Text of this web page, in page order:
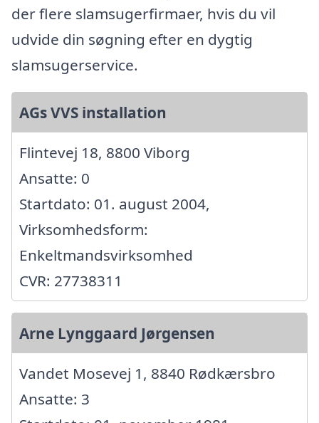
der flere slamsugerfirmaer, hvis du vil
udvide din søgning efter en dygtig
slamsugerservice.
AGs VVS installation
Flintevej 18, 8800 Viborg
Ansatte: 0
Startdato: 01. august 2004,
Virksomhedsform:
Enkeltmandsvirksomhed
CVR: 27738311
Arne Lynggaard Jørgensen
Vandet Mosevej 1, 8840 Rødkærsbro
Ansatte: 3